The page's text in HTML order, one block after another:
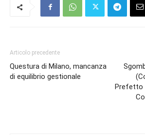
Articolo precedente
Questura di Milano, mancanza
di equilibrio gestionale
Prefetto